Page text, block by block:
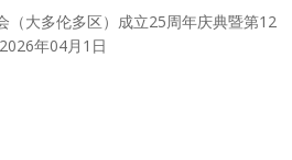
（大多伦多区）成立25周年庆典暨第12
2026年04月1日